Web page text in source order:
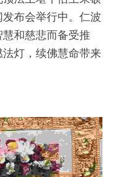
布会举行中。仁波
和慈悲而备受推
灯，续佛慧命带来